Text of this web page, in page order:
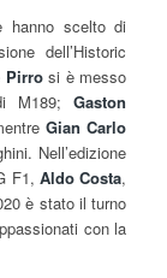
hanno scelto di
dell’Historic
Pirrosi è messo
M189;Gaston
Gian Carlo
Nell’edizione
F1,Aldo Costa,
è stato il turno
con la